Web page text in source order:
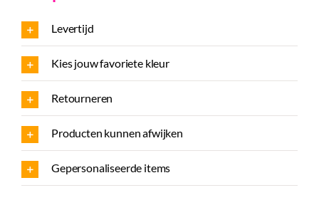
Levertijd
Kies jouw favoriete kleur
Retourneren
Producten kunnen afwijken
Gepersonaliseerde items